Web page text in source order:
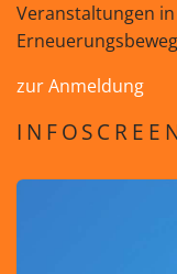
Veranstaltungen
zur Anmeldung